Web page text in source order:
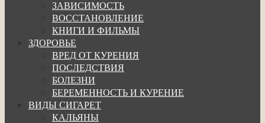
ЗАВИСИМОСТЬ
ВОССТАНОВЛЕНИЕ
КНИГИ И ФИЛЬМЫ
ЗДОРОВЬЕ
ВРЕД ОТ КУРЕНИЯ
ПОСЛЕДСТВИЯ
БОЛЕЗНИ
БЕРЕМЕННОСТЬ И КУРЕНИЕ
ВИДЫ СИГАРЕТ
КАЛЬЯНЫ